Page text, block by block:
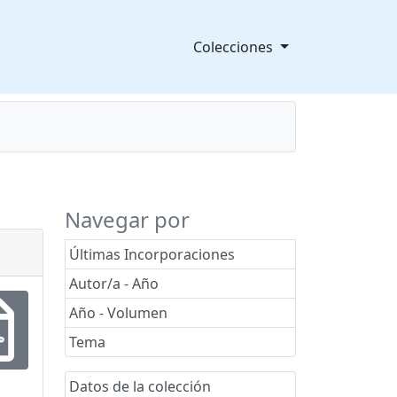
Colecciones
Navegar por
Últimas Incorporaciones
Autor/a - Año
Año - Volumen
Tema
Datos de la colección